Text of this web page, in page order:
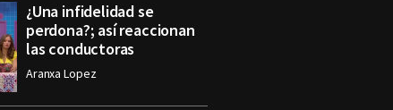
¿Una infidelidad se
perdona?; así reaccionan
las conductoras
Aranxa Lopez